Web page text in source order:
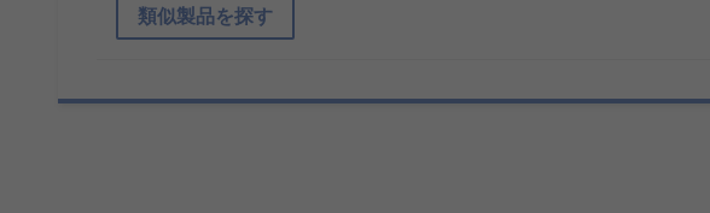
類似製品を探す